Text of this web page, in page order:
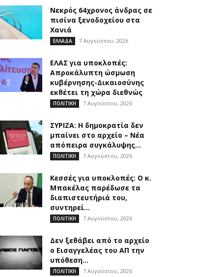
Νεκρός 64χρονος άνδρας σε
πισίνα ξενοδοχείου στα
Χανιά
ΕΛΛΑΔΑ 7 Αυγούστου, 2026
ΕΛΑΣ για υποκλοπές:
Απροκάλυπτη ώσμωση
κυβέρνησης-Δικαιοσύνης
εκθέτει τη χώρα διεθνώς
ΠΟΛΙΤΙΚΗ 7 Αυγούστου, 2026
ΣΥΡΙΖΑ: Η δημοκρατία δεν
μπαίνει στο αρχείο – Νέα
απόπειρα συγκάλυψης...
ΠΟΛΙΤΙΚΗ 7 Αυγούστου, 2026
Κεσσές για υποκλοπές: Ο κ.
Μπακέλας παρέδωσε τα
διαπιστευτήριά του,
συντηρεί...
ΠΟΛΙΤΙΚΗ 7 Αυγούστου, 2026
Δεν ξεθάβει από το αρχείο
ο Εισαγγελέας του ΑΠ την
υπόθεση...
ΠΟΛΙΤΙΚΗ 7 Αυγούστου, 2026